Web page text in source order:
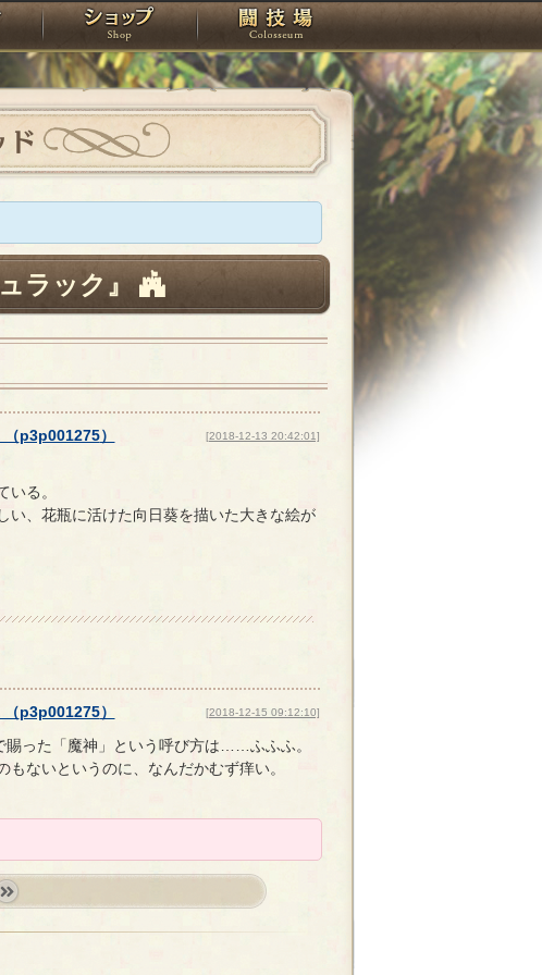
スタジオ ショップ 闘技場
ド
ラック』
（p3p001275） [2018-12-13 20:42:01]
る。
い、花瓶に活けた向日葵を描いた大きな絵が
（p3p001275） [2018-12-15 09:12:10]
った「魔神」という呼び方は……ふふふ。
ないというのに、なんだかむず痒い。